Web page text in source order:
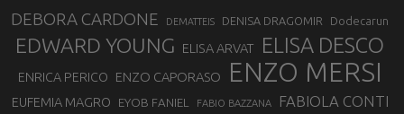
DEBORA CARDONE DEMATTEIS DENISA DRAGOMIR Dodecarun
EDWARD YOUNG ELISA ARVAT ELISA DESCO
ENRICA PERICO ENZO CAPORASO ENZO MERSI
EUFEMIA MAGRO EYOB FANIEL FABIO BAZZANA FABIOLA CONTI